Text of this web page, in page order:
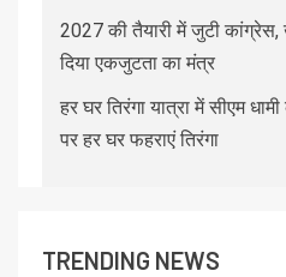
2027 की तैयारी में जुटी
दिया एकजुटता का मंत्र
हर घर तिरंगा यात्रा में सीएम
पर हर घर फहराएं तिरंगा
TRENDING NEWS